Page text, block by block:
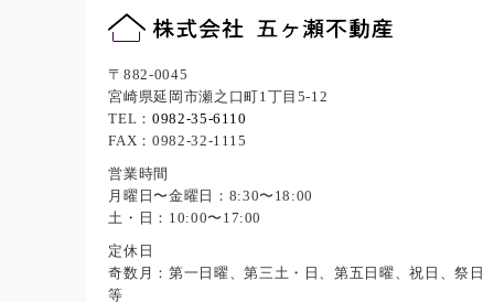
〒882-0045
宮崎県延岡市瀬之口町1丁目5-12
TEL：0982-35-6110
FAX：0982-32-1115
営業時間
月曜日〜金曜日：8:30〜18:00
土・日：10:00〜17:00
定休日
奇数月：第一日曜、第三土・日、第五日曜、祝日、祭日